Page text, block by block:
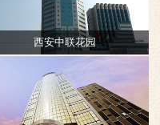
西安中联花园